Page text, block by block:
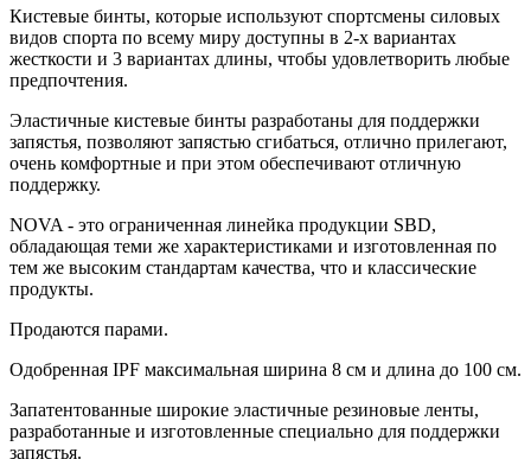
Кистевые бинты, которые используют спортсмены силовых
видов спорта по всему миру доступны в 2-х вариантах
жесткости и 3 вариантах длины, чтобы удовлетворить любые
предпочтения.
Эластичные кистевые бинты разработаны для поддержки
запястья, позволяют запястью сгибаться, отлично прилегают,
очень комфортные и при этом обеспечивают отличную
поддержку.
NOVA - это ограниченная линейка продукции SBD,
обладающая теми же характеристиками и изготовленная по
тем же высоким стандартам качества, что и классические
продукты.
Продаются парами.
Одобренная IPF максимальная ширина 8 см и длина до 100 см.
Запатентованные широкие эластичные резиновые ленты,
разработанные и изготовленные специально для поддержки
запястья.